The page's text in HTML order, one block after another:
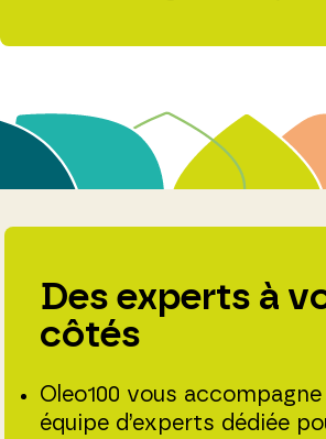
Des experts à
côtés
Oleo100 vous
équipe d’experts dédiée